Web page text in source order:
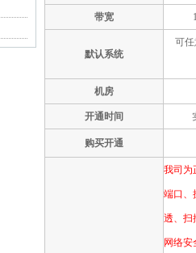
带宽
默认系统
可任
机房
开通时间
购买开通
我司为
端口、
透、扫
网络